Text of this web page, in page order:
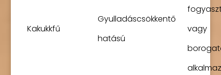
Kakukkfű
Gyulladáscsökkentő
hatású
vagy